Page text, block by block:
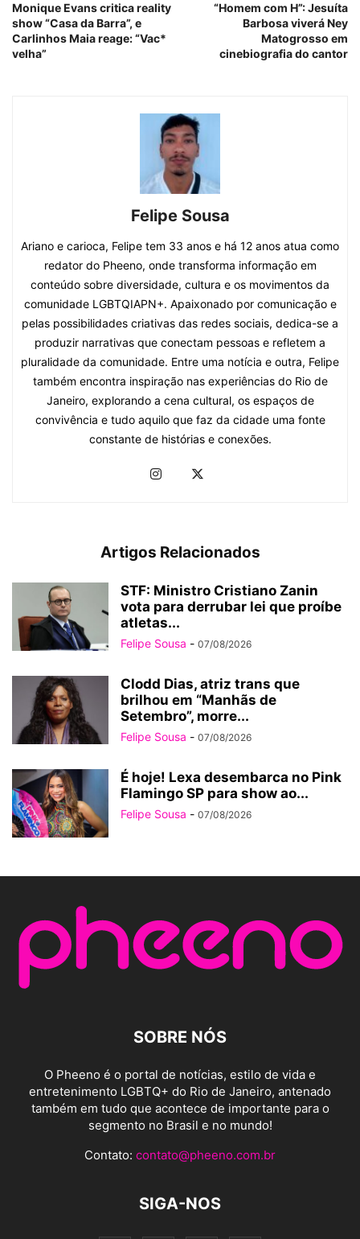
Monique Evans critica reality
show “Casa da Barra”, e
Carlinhos Maia reage: “Vac*
velha”
“Homem com H”: Jesuíta
Barbosa viverá Ney
Matogrosso em
cinebiografia do cantor
Felipe Sousa
Ariano e carioca, Felipe tem 33 anos e há 12 anos atua como
redator do Pheeno, onde transforma informação em
conteúdo sobre diversidade, cultura e os movimentos da
comunidade LGBTQIAPN+. Apaixonado por comunicação e
pelas possibilidades criativas das redes sociais, dedica-se a
produzir narrativas que conectam pessoas e refletem a
pluralidade da comunidade. Entre uma notícia e outra, Felipe
também encontra inspiração nas experiências do Rio de
Janeiro, explorando a cena cultural, os espaços de
convivência e tudo aquilo que faz da cidade uma fonte
constante de histórias e conexões.
Artigos Relacionados
STF: Ministro Cristiano Zanin
vota para derrubar lei que proíbe
atletas...
Felipe Sousa - 07/08/2026
Clodd Dias, atriz trans que
brilhou em “Manhãs de
Setembro”, morre...
Felipe Sousa - 07/08/2026
É hoje! Lexa desembarca no Pink
Flamingo SP para show ao...
Felipe Sousa - 07/08/2026
SOBRE NÓS
O Pheeno é o portal de notícias, estilo de vida e
entretenimento LGBTQ+ do Rio de Janeiro, antenado
também em tudo que acontece de importante para o
segmento no Brasil e no mundo!
Contato: contato@pheeno.com.br
SIGA-NOS